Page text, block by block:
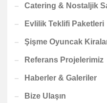
Catering & Nostaljik
Evlilik Teklifi Paketleri
Şişme Oyuncak
Referans Projelerimiz
Haberler & Galeriler
Bize Ulaşın